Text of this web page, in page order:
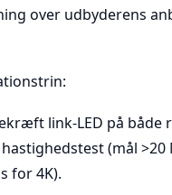
over udbyderens
link-LED på både
(mål
for 4K).